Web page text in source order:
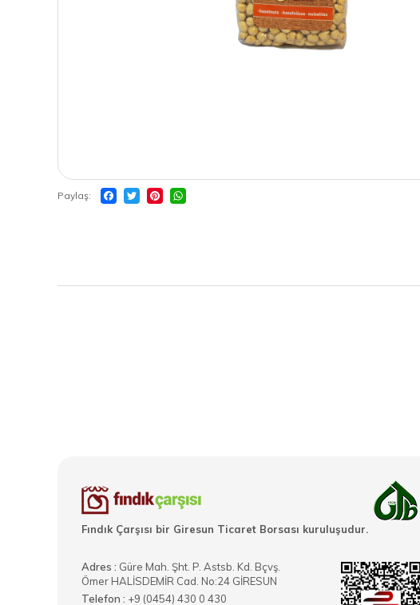
Paylaş
Fındık Çarşısı bir Giresun Ticaret Borsası kuruluşudur.
Adres : Güre Mah. Şht. P. Astsb. Kd. Bçvş.
Ömer HALİSDEMİR Cad. No:24 GİRESUN
Telefon : +9 (0454) 430 0 430